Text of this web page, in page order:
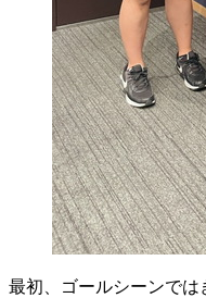
最初、ゴールシーンでは